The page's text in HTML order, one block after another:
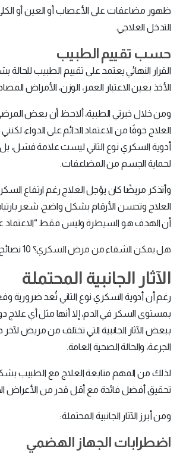
ظهور مضاعفات على الأعصاب أو العين أو
التدخل العلاجي.
حسب تقييم الطبيب
القرار النهائي يعتمد على تقييم الطبيب
الأخذ بعين الاعتبار العمر، الوزن، الأمراض
ومن خلال خبرتي الطبية، ألاحظ أن بعض
العلاج خوفًا من الاعتماد الدائم على الدواء،
أدوية السكري نوع الثاني ليست علامة فشل،
لحماية الجسم من المضاعفات.
وأتذكر مريضًا كان يؤجل العلاج رغم ارتفاع
العلاج وتحسن الأرقام بشكل واضح، شعر
أن الهدف هو السيطرة وليس فقط “الاعتماد
هل يمكن الشفاء من مرض السكري؟ 10 نصائح لمرضى السكري
الآثار الجانبية المحتملة
رغم أن أدوية السكري نوع الثاني تُعد ضرورية
بمستوى السكر في الدم، إلا أنها مثل أي علاج
ببعض الآثار الجانبية التي تختلف من مريض
الجرعة، والحالة الصحية العامة.
لذلك من المهم متابعة العلاج مع الطبيب
تحقيق أفضل فائدة مع أقل قدر من الأعراض
ومن أبرز الآثار الجانبية المحتملة:
اضطرابات الجهاز الهضمي